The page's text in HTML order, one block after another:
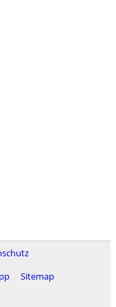
Sitemap